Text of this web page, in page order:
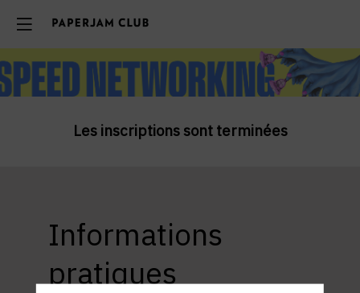
Les inscriptions sont terminées
Informations
pratiques